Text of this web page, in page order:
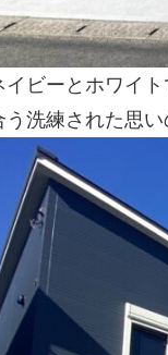
イビーとホワイ
洗練された思い